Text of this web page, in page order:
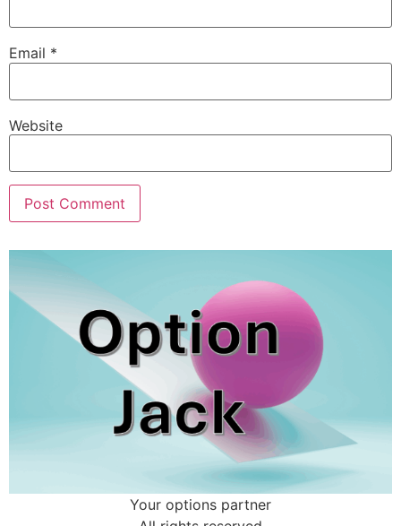
Email *
Website
Your options partner